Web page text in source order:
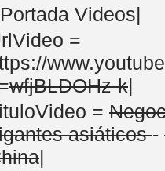
Videos|
=
wfjBLDOHz-k|
=
asiáticos-
|